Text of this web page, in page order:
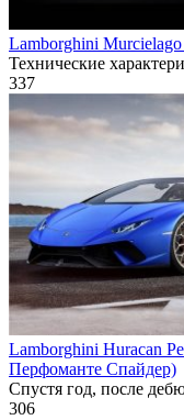
Lamborghini
Технические
337
Lamborghini Huracan
Перфоманте Спайдер)
Спустя год, после
306